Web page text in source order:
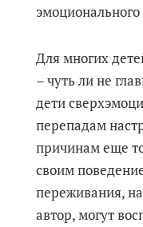
Для многих
– чуть ли не
дети
перепадам
причинам еще
своим
переживания,
автор, могут